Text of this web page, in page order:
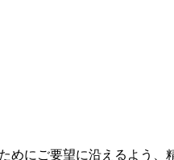
にご要望に沿えるよう、